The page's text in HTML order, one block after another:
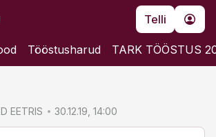
Telli
Tööstusharud TARK TÖÖSTUS
EETRIS 30.12.19, 14:00